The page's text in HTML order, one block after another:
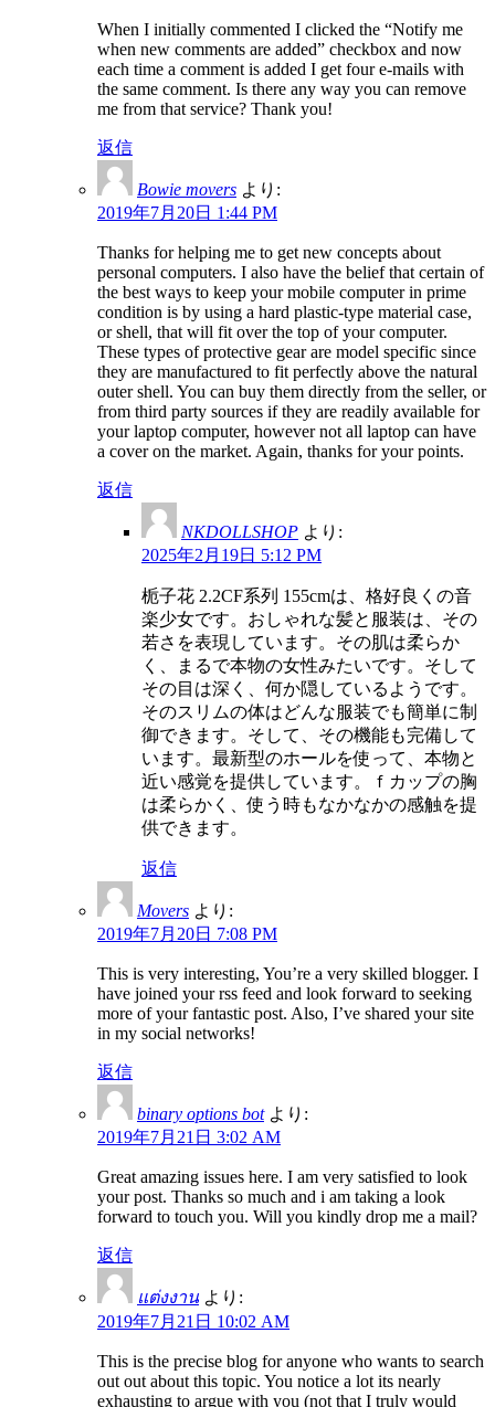
When I initially commented I clicked the “Notify me
when new comments are added” checkbox and now
each time a comment is added I get four e-mails with
the same comment. Is there any way you can remove
me from that service? Thank you!
返信
Bowie movers より:
2019年7月20日 1:44 PM
Thanks for helping me to get new concepts about
personal computers. I also have the belief that certain of
the best ways to keep your mobile computer in prime
condition is by using a hard plastic-type material case,
or shell, that will fit over the top of your computer.
These types of protective gear are model specific since
they are manufactured to fit perfectly above the natural
outer shell. You can buy them directly from the seller, or
from third party sources if they are readily available for
your laptop computer, however not all laptop can have
a cover on the market. Again, thanks for your points.
返信
NKDOLLSHOP より:
2025年2月19日 5:12 PM
栀子花 2.2CF系列 155cmは、格好良くの音
楽少女です。おしゃれな髪と服装は、その
若さを表現しています。その肌は柔らか
く、まるで本物の女性みたいです。そして
その目は深く、何か隠しているようです。
そのスリムの体はどんな服装でも簡単に制
御できます。そして、その機能も完備して
います。最新型のホールを使って、本物と
近い感覚を提供しています。ｆカップの胸
は柔らかく、使う時もなかなかの感触を提
供できます。
返信
Movers より:
2019年7月20日 7:08 PM
This is very interesting, You’re a very skilled blogger. I
have joined your rss feed and look forward to seeking
more of your fantastic post. Also, I’ve shared your site
in my social networks!
返信
binary options bot より:
2019年7月21日 3:02 AM
Great amazing issues here. I am very satisfied to look
your post. Thanks so much and i am taking a look
forward to touch you. Will you kindly drop me a mail?
返信
แต่งงาน より:
2019年7月21日 10:02 AM
This is the precise blog for anyone who wants to search
out out about this topic. You notice a lot its nearly
exhausting to argue with you (not that I truly would